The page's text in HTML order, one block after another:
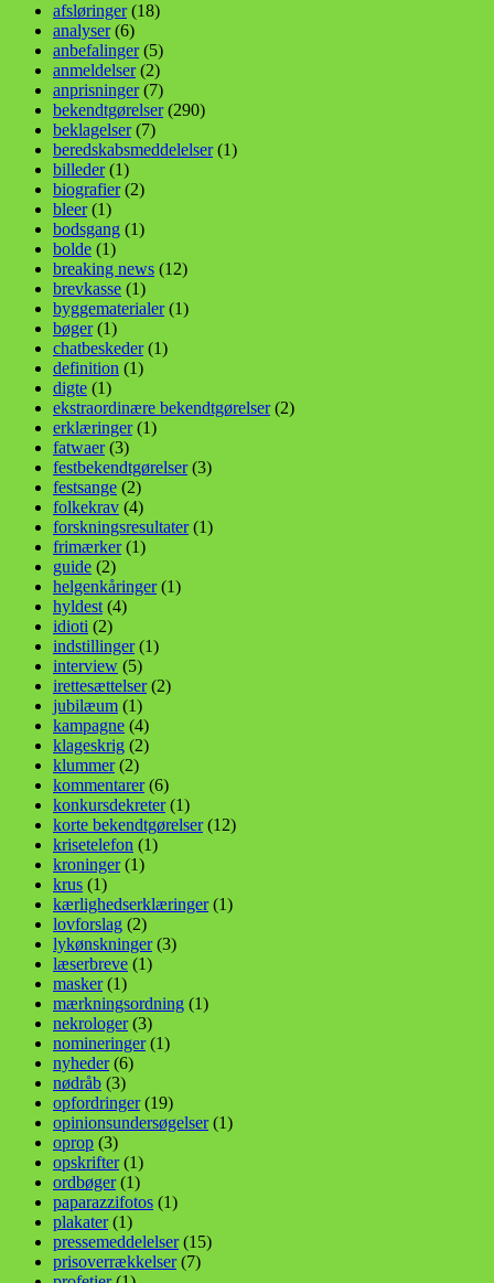
afsløringer(18)
analyser(6)
anbefalinger(5)
anmeldelser(2)
anprisninger(7)
bekendtgørelser(290)
beklagelser(7)
beredskabsmeddelelser(1)
billeder(1)
biografier(2)
bleer(1)
bodsgang (1)
bolde (1)
breaking news (12)
brevkasse (1)
byggematerialer(1)
bøger(1)
chatbeskeder(1)
definition (1)
digte (1)
ekstraordinære bekendtgørelser(2)
erklæringer(1)
fatwaer(3)
festbekendtgørelser(3)
festsange (2)
folkekrav (4)
forskningsresultater(1)
frimærker(1)
guide (2)
helgenkåringer(1)
hyldest (4)
idioti (2)
indstillinger(1)
interview (5)
irettesættelser(2)
jubilæum (1)
kampagne (4)
klageskrig (2)
klummer(2)
kommentarer(6)
konkursdekreter(1)
korte bekendtgørelser(12)
krisetelefon (1)
kroninger(1)
krus (1)
kærlighedserklæringer(1)
lovforslag (2)
lykønskninger(3)
læserbreve (1)
masker(1)
mærkningsordning (1)
nekrologer(3)
nomineringer(1)
nyheder(6)
nødråb (3)
opfordringer(19)
opinionsundersøgelser(1)
oprop (3)
opskrifter(1)
ordbøger(1)
paparazzifotos (1)
plakater(1)
pressemeddelelser(15)
prisoverrækkelser(7)